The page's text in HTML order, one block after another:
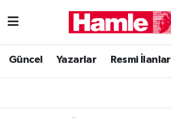
Güncel Yazarlar Resmi İlanlar
Güncel
Muğla Nöbetçi Eczaneler